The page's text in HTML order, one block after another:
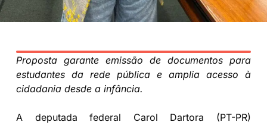
Proposta garante emissão de documentos para
estudantes da rede pública e amplia acesso à
cidadania desde a infância.
A deputada federal Carol Dartora (PT-PR)